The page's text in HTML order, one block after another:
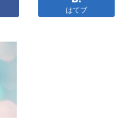
はてブ